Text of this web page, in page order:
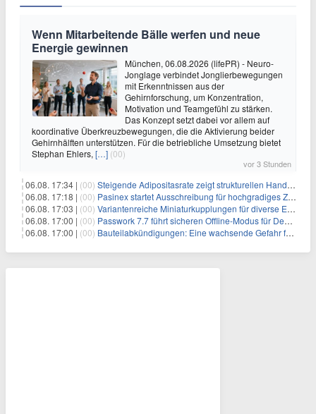
Wenn Mitarbeitende Bälle werfen und neue
Energie gewinnen
München, 06.08.2026 (lifePR) - Neuro-
Jonglage verbindet Jonglierbewegungen
mit Erkenntnissen aus der
Gehirnforschung, um Konzentration,
Motivation und Teamgefühl zu stärken.
Das Konzept setzt dabei vor allem auf
koordinative Überkreuzbewegungen, die die Aktivierung beider
Gehirnhälften unterstützen. Für die betriebliche Umsetzung bietet
Stephan Ehlers, […] (00)
vor 3 Stunden
06.08. 17:34 | (00) Steigende Adipositasrate zeigt strukturellen Handlungsbedarf bei der Ernährung schulpflichtiger Kinder
06.08. 17:18 | (00) Pasinex startet Ausschreibung für hochgradiges Zinksulfidkonzentrat mit Germanium- und Silbergehalten und stellt ein Betriebsupdate bereit
06.08. 17:03 | (00) Variantenreiche Miniaturkupplungen für diverse Einsatzbereiche
06.08. 17:00 | (00) Passwork 7.7 führt sicheren Offline-Modus für Desktop- und Mobile-Apps ein
06.08. 17:00 | (00) Bauteilabkündigungen: Eine wachsende Gefahr für industrielle Elektroniksysteme